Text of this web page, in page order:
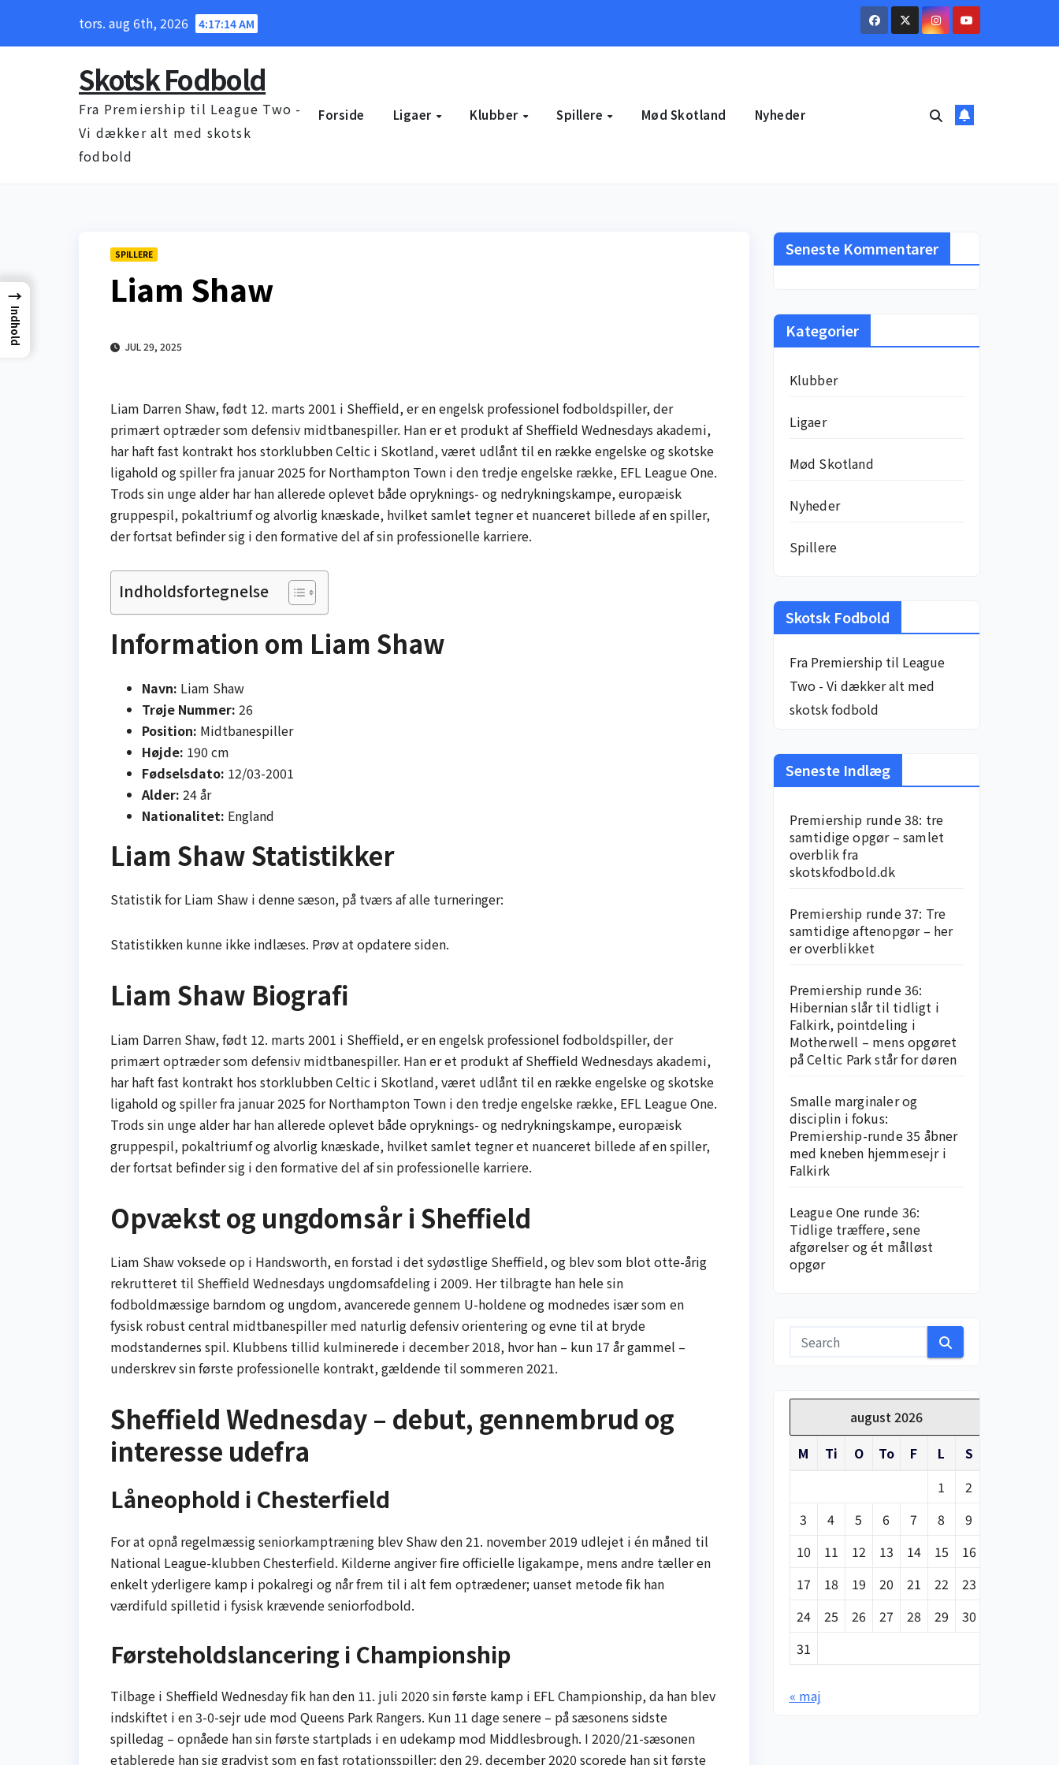
tors. aug 6th, 2026 4:17:14 AM
Skotsk Fodbold
Fra Premiership til League Two -
Vi dækker alt med skotsk
fodbold
Forside Ligaer Klubber Spillere Mød Skotland Nyheder
SPILLERE
Liam Shaw
JUL 29, 2025
Liam Darren Shaw, født 12. marts 2001 i Sheffield, er en engelsk professionel fodboldspiller, der
primært optræder som defensiv midtbanespiller. Han er et produkt af Sheffield Wednesdays akademi,
har haft fast kontrakt hos storklubben Celtic i Skotland, været udlånt til en række engelske og skotske
ligahold og spiller fra januar 2025 for Northampton Town i den tredje engelske række, EFL League One.
Trods sin unge alder har han allerede oplevet både opryknings- og nedrykningskampe, europæisk
gruppespil, pokaltriumf og alvorlig knæskade, hvilket samlet tegner et nuanceret billede af en spiller,
der fortsat befinder sig i den formative del af sin professionelle karriere.
Indholdsfortegnelse
Information om Liam Shaw
Navn: Liam Shaw
Trøje Nummer: 26
Position: Midtbanespiller
Højde: 190 cm
Fødselsdato: 12/03-2001
Alder: 24 år
Nationalitet: England
Liam Shaw Statistikker
Statistik for Liam Shaw i denne sæson, på tværs af alle turneringer:
Statistikken kunne ikke indlæses. Prøv at opdatere siden.
Liam Shaw Biografi
Liam Darren Shaw, født 12. marts 2001 i Sheffield, er en engelsk professionel fodboldspiller, der
primært optræder som defensiv midtbanespiller. Han er et produkt af Sheffield Wednesdays akademi,
har haft fast kontrakt hos storklubben Celtic i Skotland, været udlånt til en række engelske og skotske
ligahold og spiller fra januar 2025 for Northampton Town i den tredje engelske række, EFL League One.
Trods sin unge alder har han allerede oplevet både opryknings- og nedrykningskampe, europæisk
gruppespil, pokaltriumf og alvorlig knæskade, hvilket samlet tegner et nuanceret billede af en spiller,
der fortsat befinder sig i den formative del af sin professionelle karriere.
Opvækst og ungdomsår i Sheffield
Liam Shaw voksede op i Handsworth, en forstad i det sydøstlige Sheffield, og blev som blot otte-årig
rekrutteret til Sheffield Wednesdays ungdomsafdeling i 2009. Her tilbragte han hele sin
fodboldmæssige barndom og ungdom, avancerede gennem U-holdene og modnedes især som en
fysisk robust central midtbanespiller med naturlig defensiv orientering og evne til at bryde
modstandernes spil. Klubbens tillid kulminerede i december 2018, hvor han – kun 17 år gammel –
underskrev sin første professionelle kontrakt, gældende til sommeren 2021.
Sheffield Wednesday – debut, gennembrud og
interesse udefra
Låneophold i Chesterfield
For at opnå regelmæssig seniorkamptræning blev Shaw den 21. november 2019 udlejet i én måned til
National League-klubben Chesterfield. Kilderne angiver fire officielle ligakampe, mens andre tæller en
enkelt yderligere kamp i pokalregi og når frem til i alt fem optrædener; uanset metode fik han
værdifuld spilletid i fysisk krævende seniorfodbold.
Førsteholdslancering i Championship
Tilbage i Sheffield Wednesday fik han den 11. juli 2020 sin første kamp i EFL Championship, da han blev
indskiftet i en 3-0-sejr ude mod Queens Park Rangers. Kun 11 dage senere – på sæsonens sidste
spilledag – opnåede han sin første startplads i en udekamp mod Middlesbrough. I 2020/21-sæsonen
etablerede han sig gradvist som en fast rotationsspiller: den 29. december 2020 scorede han sit første
Seneste Kommentarer
Kategorier
Klubber
Ligaer
Mød Skotland
Nyheder
Spillere
Skotsk Fodbold
Fra Premiership til League
Two - Vi dækker alt med
skotsk fodbold
Seneste Indlæg
Premiership runde 38: tre
samtidige opgør – samlet
overblik fra
skotskfodbold.dk
Premiership runde 37: Tre
samtidige aftenopgør – her
er overblikket
Premiership runde 36:
Hibernian slår til tidligt i
Falkirk, pointdeling i
Motherwell – mens opgøret
på Celtic Park står for døren
Smalle marginaler og
disciplin i fokus:
Premiership-runde 35 åbner
med kneben hjemme­sejr i
Falkirk
League One runde 36:
Tidlige træffere, sene
afgørelser og ét målløst
opgør
august 2026
M
Ti O To F L
S
1
2
3
4 5 6 7 8
9
10
11 12 13 14 15
16
17
18 19 20 21 22
23
24
25 26 27 28 29
30
31
« maj
→
Indhold